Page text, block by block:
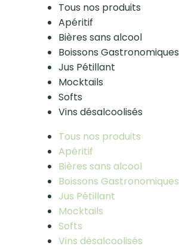
Tous nos produits
Apéritif
Bières sans alcool
Boissons Gastronomiques
Jus Pétillant
Mocktails
Softs
Vins désalcoolisés
Tous nos produits
Apéritif
Bières sans alcool
Boissons Gastronomiques
Jus Pétillant
Mocktails
Softs
Vins désalcoolisés